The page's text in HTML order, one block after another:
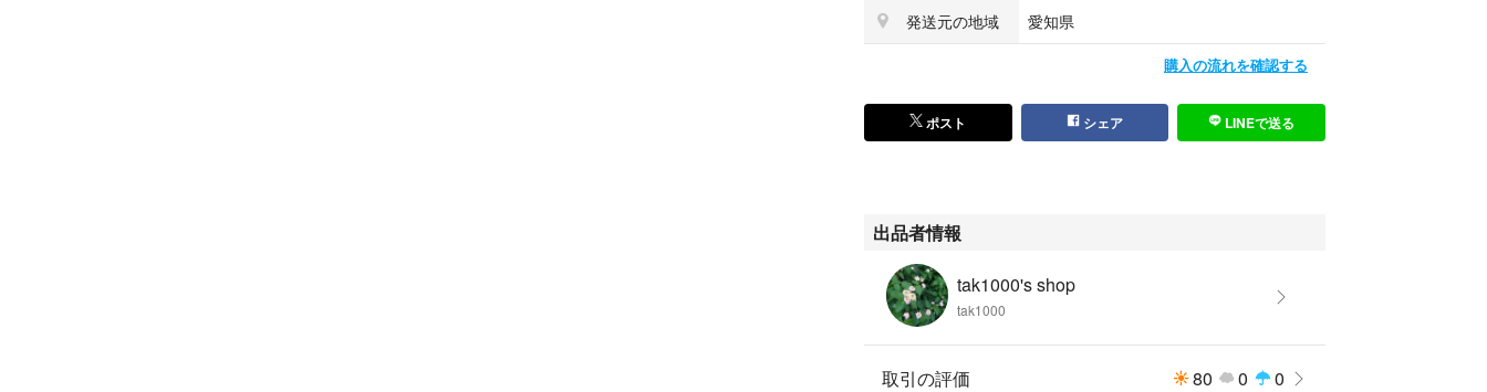
発送元の地域
愛知県
購入の流れを確認する
ポスト シェア LINEで送る
出品者情報
tak1000's shop
tak1000
取引の評価 80 0 0